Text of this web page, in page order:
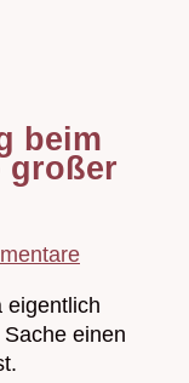
beim
großer
eigentlich
einen